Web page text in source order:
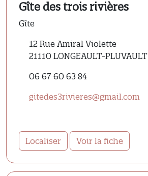
Gîte des trois rivières
Gîte
12 Rue Amiral Violette
21110 LONGEAULT-PLUVAULT
06 67 60 63 84
gitedes3rivieres@gmail.com
Localiser Voir la fiche